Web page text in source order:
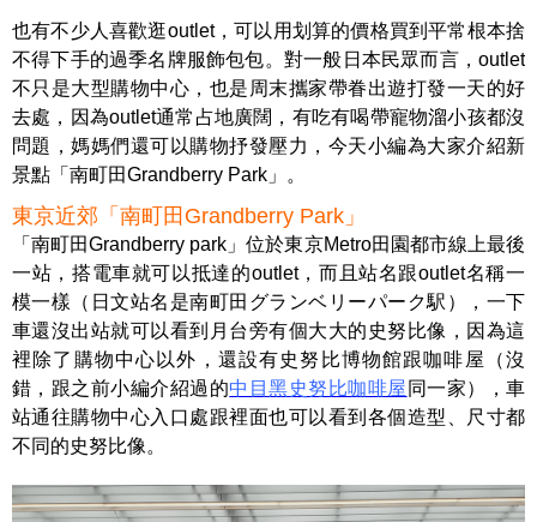
也有不少人喜歡逛outlet，可以用划算的價格買到平常根本捨
不得下手的過季名牌服飾包包。對一般日本民眾而言，outlet
不只是大型購物中心，也是周末攜家帶眷出遊打發一天的好
去處，因為outlet通常占地廣闊，有吃有喝帶寵物溜小孩都沒
問題，媽媽們還可以購物抒發壓力，今天小編為大家介紹新
景點「南町田Grandberry Park」。
東京近郊「南町田Grandberry Park」
「南町田Grandberry park」位於東京Metro田園都市線上最後
一站，搭電車就可以抵達的outlet，而且站名跟outlet名稱一
模一樣（日文站名是南町田グランベリーパーク駅），一下
車還沒出站就可以看到月台旁有個大大的史努比像，因為這
裡除了購物中心以外，還設有史努比博物館跟咖啡屋（沒
錯，跟之前小編介紹過的中目黑史努比咖啡屋 同一家），車
站通往購物中心入口處跟裡面也可以看到各個造型、尺寸都
不同的史努比像。